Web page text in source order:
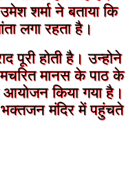
शर्मा ने बताया कि
लगा रहता है।
पूरी होती है। उन्होने
मानस के पाठ के
किया गया है।
मंदिर में पहुंचते